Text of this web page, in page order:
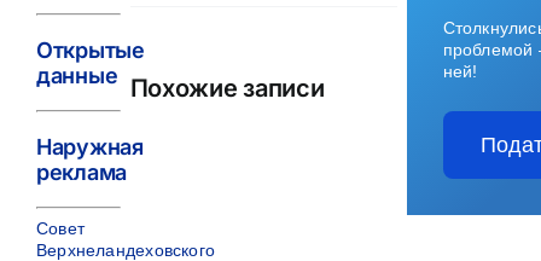
Похожие записи
Открытые
данные
Наружная
реклама
Совет
Верхнеландеховского
ней!